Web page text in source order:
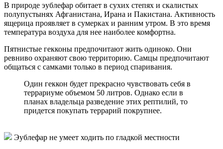
В природе эублефар обитает в сухих степях и скалистых
полупустынях Афганистана, Ирана и Пакистана. Активность
ящерица проявляет в сумерках и ранним утром. В это время
температура воздуха для нее наиболее комфортна.
Пятнистые гекконы предпочитают жить одиноко. Они
ревниво охраняют свою территорию. Самцы предпочитают
общаться с самками только в период спаривания.
Один геккон будет прекрасно чувствовать себя в
террариуме объемом 50 литров. Однако если в
планах владельца разведение этих рептилий, то
придется покупать террарий покрупнее.
Эублефар не умеет ходить по гладкой местности